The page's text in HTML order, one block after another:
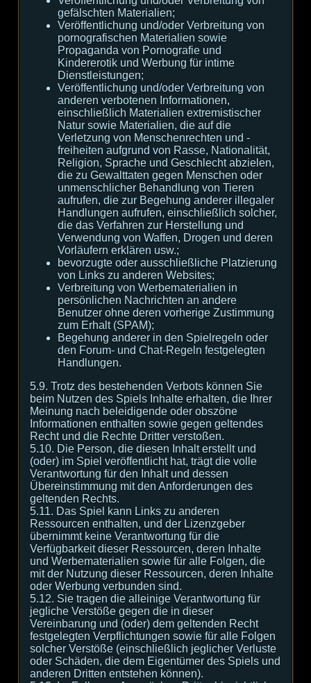
gefälschten Materialien;
Veröffentlichung und/oder Verbreitung von
pornografischen Materialien sowie
Propaganda von Pornografie und
Kindererotik und Werbung für intime
Dienstleistungen;
Veröffentlichung und/oder Verbreitung von
anderen verbotenen Informationen,
einschließlich Materialien extremistischer
Natur sowie Materialien, die auf die
Verletzung von Menschenrechten und -
freiheiten aufgrund von Rasse, Nationalität,
Religion, Sprache und Geschlecht abzielen,
die zu Gewalttaten gegen Menschen oder
unmenschlicher Behandlung von Tieren
aufrufen, die zur Begehung anderer illegaler
Handlungen aufrufen, einschließlich solcher,
die das Verfahren zur Herstellung und
Verwendung von Waffen, Drogen und deren
Vorläufern erklären usw.;
bevorzugte oder ausschließliche Platzierung
von Links zu anderen Websites;
Verbreitung von Werbematerialien in
persönlichen Nachrichten an andere
Benutzer ohne deren vorherige Zustimmung
zum Erhalt (SPAM);
Begehung anderer in den Spielregeln oder
den Forum- und Chat-Regeln festgelegten
Handlungen.
5.9. Trotz des bestehenden Verbots können Sie
beim Nutzen des Spiels Inhalte erhalten, die Ihrer
Meinung nach beleidigende oder obszöne
Informationen enthalten sowie gegen geltendes
Recht und die Rechte Dritter verstoßen.
5.10. Die Person, die diesen Inhalt erstellt und
(oder) im Spiel veröffentlicht hat, trägt die volle
Verantwortung für den Inhalt und dessen
Übereinstimmung mit den Anforderungen des
geltenden Rechts.
5.11. Das Spiel kann Links zu anderen
Ressourcen enthalten, und der Lizenzgeber
übernimmt keine Verantwortung für die
Verfügbarkeit dieser Ressourcen, deren Inhalte
und Werbematerialien sowie für alle Folgen, die
mit der Nutzung dieser Ressourcen, deren Inhalte
oder Werbung verbunden sind.
5.12. Sie tragen die alleinige Verantwortung für
jegliche Verstöße gegen die in dieser
Vereinbarung und (oder) dem geltenden Recht
festgelegten Verpflichtungen sowie für alle Folgen
solcher Verstöße (einschließlich jeglicher Verluste
oder Schäden, die dem Eigentümer des Spiels und
anderen Dritten entstehen können).